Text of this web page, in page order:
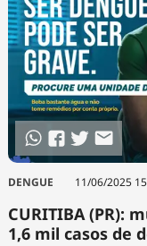
DENGUE 11/06/2025
CURITIBA (PR):
1,6 mil casos de